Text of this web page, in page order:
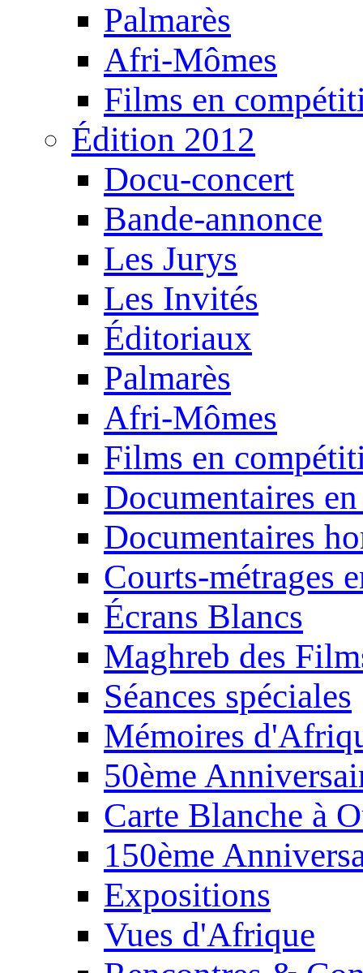
Palmarès
Afri-Mômes
Films en
Édition 2012
Docu-concert
Bande-annonce
Les Jurys
Les Invités
Éditoriaux
Palmarès
Afri-Mômes
Films en
Documentaires
Documentaires
Courts-métrages
Écrans Blancs
Maghreb des
Séances spéciales
Mémoires
50ème
Carte Blanche à
150ème
Expositions
Vues d'Afrique